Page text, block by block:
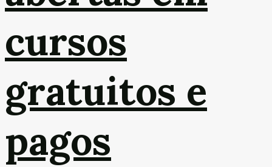
cursos
gratuitos e
pagos